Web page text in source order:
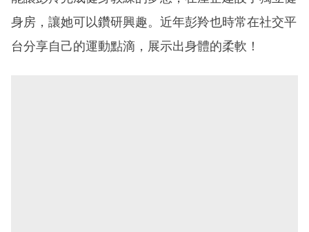
身房，讓她可以鑽研興趣。近年彭羚也時常在社交平
台分享自己的運動點滴，展示出身體的柔軟！